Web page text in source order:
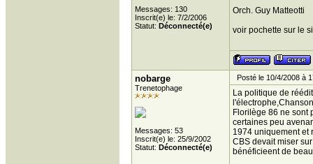
Messages: 130
Inscrit(e) le: 7/2/2006
Statut: Déconnecté(e)
Orch. Guy Matteotti
voir pochette sur le
nobarge
Trenetophage
Messages: 53
Inscrit(e) le: 25/9/2002
Statut: Déconnecté(e)
Posté le 10/4/2008 à
La politique de
Florilège 86 ne sont
certaines peu
1974 uniquement et
CBS devait miser
bénéficieent de